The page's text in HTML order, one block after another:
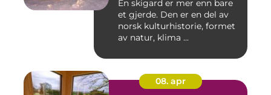
En skigard er mer enn bare
et gjerde. Den er en del av
norsk kulturhistorie, formet
av natur, klima ...
08. apr